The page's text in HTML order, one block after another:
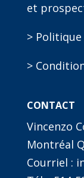
et
>
>
CONTACT
Vincenzo
Montréal
Courriel :